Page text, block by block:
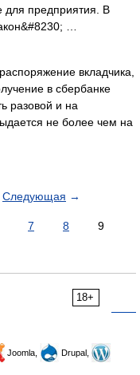
для предприятия. В
…
вкладчика,
в сбербанке
разовой и на
не более чем на
Следующая →
7 8
9
18+
Joomla,
Drupal,